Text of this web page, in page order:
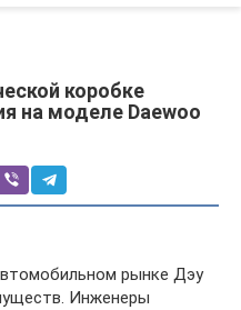
коробке
на моделе Daewoo
рынке Дэу
Инженеры